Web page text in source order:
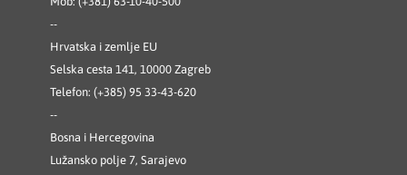
--
Hrvatska i zemlje EU
Selska cesta 141, 10000 Zagreb
Telefon: (+385) 95 33-43-620
--
Bosna i Hercegovina
Lužansko polje 7, Sarajevo